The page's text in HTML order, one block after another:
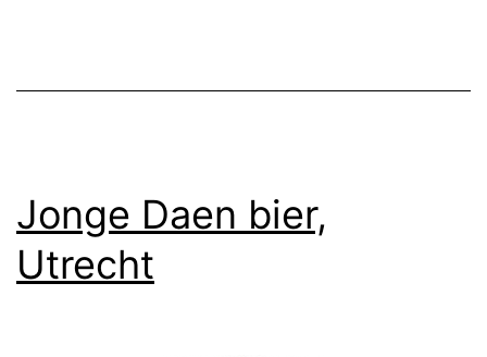
Jonge Daen bier,
Utrecht